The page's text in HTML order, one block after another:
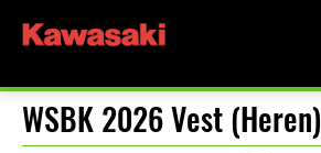
WSBK 2026 Vest (Heren)